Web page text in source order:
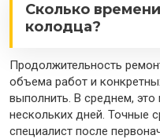
Сколько
колодца?
Продолжительность
объема работ и
выполнить. В среднем,
нескольких дней. Точные
специалист после